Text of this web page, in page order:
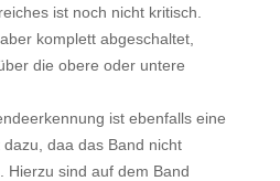
ist noch nicht kritisch.
komplett abgeschaltet,
die obere oder untere
ist ebenfalls eine
daa das Band nicht
Hierzu sind auf dem Band